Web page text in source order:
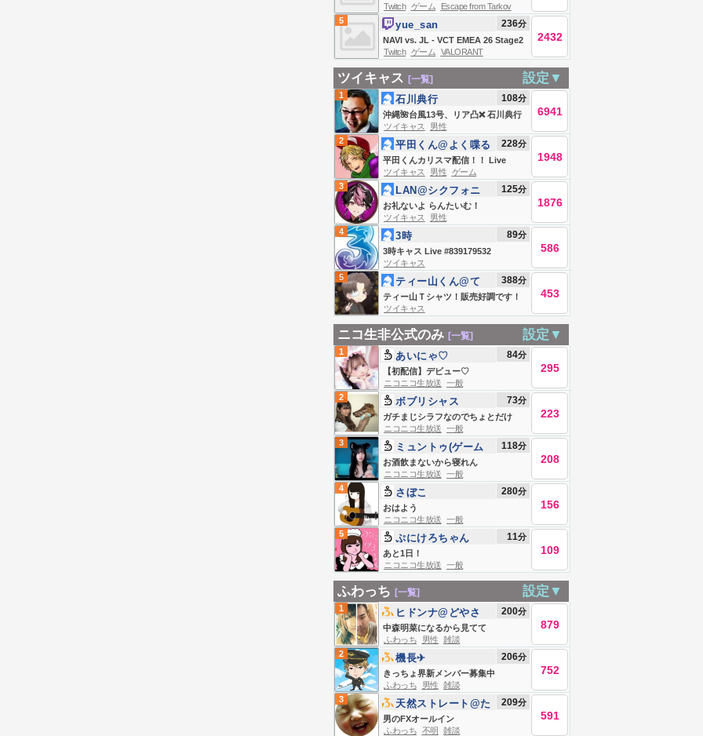
ズン最前線攻略TV w/nairusan
Twitch ゲーム
Escape from Tarkov
5
NAVI vs. JL - VCT EMEA 26 Stage2
Play-Ins #VCTWatchParty
yue_san 236分
2432
Twitch ゲーム VALORANT
ツイキャス [一覧] 設定▼
1
沖縄🌺台風13号、リア凸❌ 石川典行
のノリユキラジオ
石川典行 108分
6941
ツイキャス
男性
2
平田くんカリスマ配信！！ Live
#839173806
平田くん@よく喋る 228分
1948
ツイキャス 男性 ゲーム
3
お礼ないよ らんたいむ！
LAN@シクフォニ 125分
1876
ツイキャス
男性
4
3時キャス Live #839179532
3時 89分
586
ツイキャス
5
ティー山Ｔシャツ！販売好調です！
ティー山くんメシ喰い雑談部屋🏠🍚
ティー山くん@て 388分
453
ツイキャス
ニコ生非公式のみ [一覧] 設定▼
1
【初配信】デビュー♡
あいにゃ♡ 84分
295
ニコニコ生放送 一般
2
ガチまじシラフなのでちょとだけ
ボブリシャス 73分
223
ニコニコ生放送 一般
3
お酒飲まないから寝れん
ミュントゥ(ゲーム
用)
118分
208
ニコニコ生放送 一般
4
おはよう
さぼこ 280分
156
ニコニコ生放送 一般
5
あと1日！
ぷにけろちゃん 11分
109
ニコニコ生放送 一般
ふわっち [一覧] 設定▼
1
中森明菜になるから見てて
ヒドンナ@どやさ 200分
879
ふわっち 男性 雑談
2
きっちょ界新メンバー募集中
機長✈︎ 206分
752
ふわっち 男性 雑談
3
男のFXオールイン
天然ストレート@た
かしゼミ
209分
591
ふわっち 不明 雑談